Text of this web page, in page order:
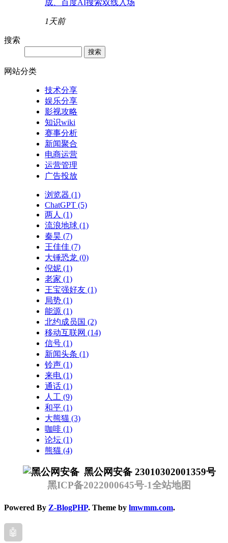
成、百度AI搜索双线入场
1天前
搜索
网站分类
技术分享
娱乐分享
影视攻略
知识wiki
赛事分析
新闻聚合
电商运营
运营管理
广告投放
浏览器 (1)
ChatGPT (5)
两人 (1)
流浪地球 (1)
秦昊 (7)
王佳佳 (7)
大锤恐龙 (0)
倪妮 (1)
老家 (1)
王宝强好友 (1)
局势 (1)
能源 (1)
北约成员国 (2)
移动互联网 (14)
信号 (1)
新闻头条 (1)
铃声 (1)
来电 (1)
通话 (1)
人工 (9)
和平 (1)
大熊猫 (3)
咖啡 (1)
论坛 (1)
熊猫 (4)
黑公网安备 23010302001359号
黑ICP备2022000645号-1全站地图
Powered By Z-BlogPHP. Theme by lmwmm.com.
🤖